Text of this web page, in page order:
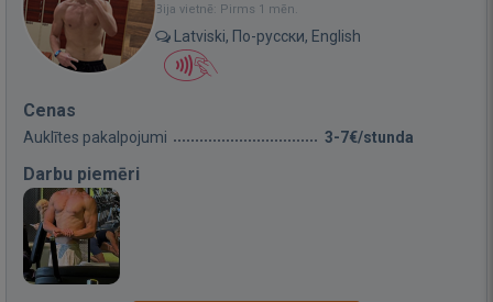
Bija vietnē: Pirms 1 mēn.
Latviski, По-русски, English
Cenas
Auklītes pakalpojumi 3-7€/stunda
Darbu piemēri